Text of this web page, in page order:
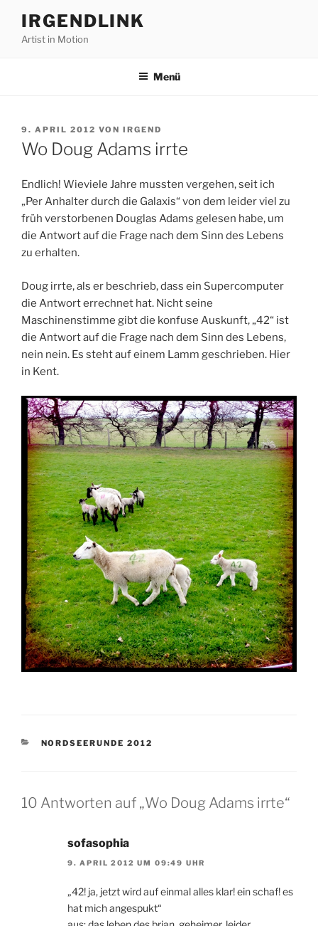
Inhalt
springen
IRGENDLINK
Artist in Motion
Menü
VERÖFFENTLICHT
AM
9. APRIL 2012 VON IRGEND
Wo Doug Adams irrte
Endlich! Wieviele Jahre mussten vergehen, seit ich
„Per Anhalter durch die Galaxis“ von dem leider viel zu
früh verstorbenen Douglas Adams gelesen habe, um
die Antwort auf die Frage nach dem Sinn des Lebens
zu erhalten.
Doug irrte, als er beschrieb, dass ein Supercomputer
die Antwort errechnet hat. Nicht seine
Maschinenstimme gibt die konfuse Auskunft, „42“ ist
die Antwort auf die Frage nach dem Sinn des Lebens,
nein nein. Es steht auf einem Lamm geschrieben. Hier
in Kent.
KATEGORIEN
NORDSEERUNDE 2012
10 Antworten auf „Wo Doug Adams irrte“
sofasophia
9. APRIL 2012 UM 09:49 UHR
„42! ja, jetzt wird auf einmal alles klar! ein schaf! es
hat mich angespukt“